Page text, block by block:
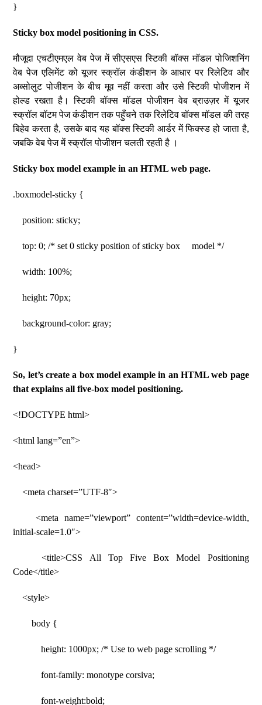
}
Sticky box model positioning in CSS.
मौजूदा एचटीएमएल वेब पेज में सीएसएस स्टिकी बॉक्स मॉडल पोजिशनिंग
वेब पेज एलिमेंट को यूजर स्क्रॉल कंडीशन के आधार पर रिलेटिव और
अब्सोलुट पोजीशन के बीच मूव नहीं करता और उसे स्टिकी पोजीशन में
होल्ड रखता है। स्टिकी बॉक्स मॉडल पोजीशन वेब ब्राउज़र में यूजर
स्क्रॉल बॉटम पेज कंडीशन तक पहुँचने तक रिलेटिव बॉक्स मॉडल की तरह
बिहेव करता है, उसके बाद यह बॉक्स स्टिकी आर्डर में फिक्स्ड हो जाता है,
जबकि वेब पेज में स्क्रॉल पोजीशन चलती रहती है ।
Sticky box model example in an HTML web page.
.boxmodel-sticky {
position: sticky;
top: 0; /* set 0 sticky position of sticky box model */
width: 100%;
height: 70px;
background-color: gray;
}
So, let’s create a box model example in an HTML web page
that explains all five-box model positioning.
<!DOCTYPE html>
<html lang=”en”>
<head>
<meta charset=”UTF-8″>
<meta name=”viewport” content=”width=device-width,
initial-scale=1.0″>
<title>CSS All Top Five Box Model Positioning
Code</title>
<style>
body {
height: 1000px; /* Use to web page scrolling */
font-family: monotype corsiva;
font-weight:bold;